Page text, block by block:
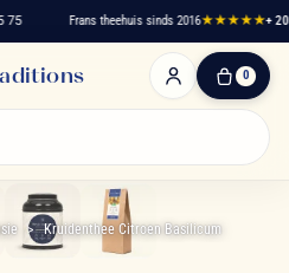
Frans theehuis sinds 2016★★★★★+
0
0
Kruidenthee Citroen Basilicum